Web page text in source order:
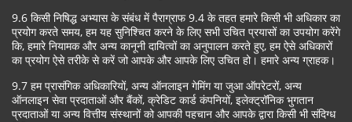
9.6 किसी निषिद्ध अभ्यास के संबंध में पैराग्राफ 9.4 के तहत हमारे किसी भी अधिकार का
प्रयोग करते समय, हम यह सुनिश्चित करने के लिए सभी उचित प्रयासों का उपयोग करेंगे
कि, हमारे नियामक और अन्य कानूनी दायित्वों का अनुपालन करते हुए, हम ऐसे अधिकारों
का प्रयोग ऐसे तरीके से करें जो आपके और आपके लिए उचित हो। हमारे अन्य ग्राहक।
9.7 हम प्रासंगिक अधिकारियों, अन्य ऑनलाइन गेमिंग या जुआ ऑपरेटरों, अन्य
ऑनलाइन सेवा प्रदाताओं और बैंकों, क्रेडिट कार्ड कंपनियों, इलेक्ट्रॉनिक भुगतान
प्रदाताओं या अन्य वित्तीय संस्थानों को आपकी पहचान और आपके द्वारा किसी भी संदिग्ध